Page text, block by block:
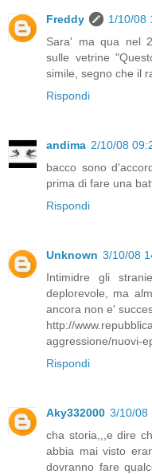
Freddy
1/10/08
Sara' ma qua nel
sulle vetrine
simile, segno che il
Rispondi
andima 2/10/08
bacco sono
prima di fare una
Rispondi
Unknown 3/10/08
Intimidre gli
deplorevole, ma
ancora non e'
http://
aggressione/nuovi-
Rispondi
Aky332000 3/10/08
cha storia,,,e dire
abbia mai visto
dovranno fare